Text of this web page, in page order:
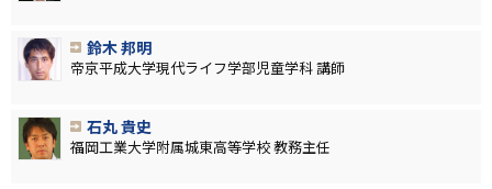
鈴木 邦明
帝京平成大学現代ライフ学部児童学科 講師
石丸 貴史
福岡工業大学附属城東高等学校 教務主任